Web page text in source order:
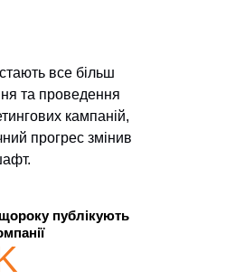
стають все більш
та проведення
кампаній,
прогрес змінив
публікують